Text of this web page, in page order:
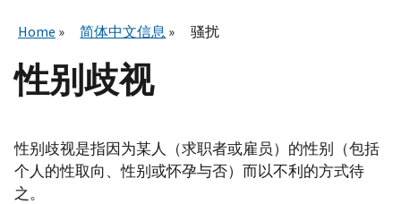
Home 简体中文信息 骚扰
性别歧视
性别歧视是指因为某人（求职者或雇员）的性别（包括
个人的性取向、性别或怀孕与否）而以不利的方式待
之。